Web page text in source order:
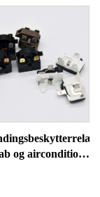
og aircondition,